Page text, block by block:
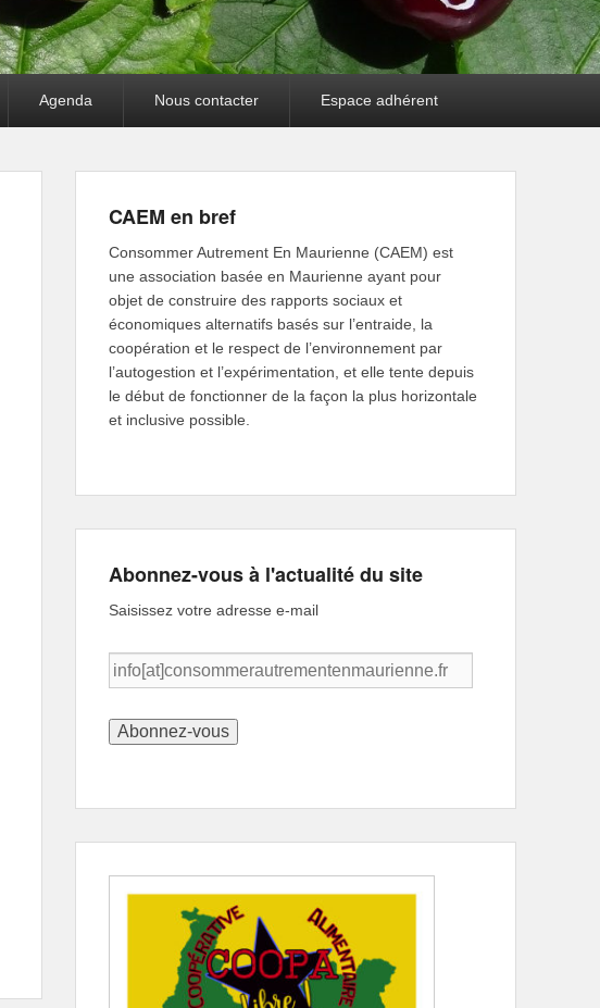
Agenda Nous contacter Espace adhérent
CAEM en bref
Consommer Autrement En Maurienne (CAEM) est
une association basée en Maurienne ayant pour
objet de construire des rapports sociaux et
économiques alternatifs basés sur l’entraide, la
coopération et le respect de l’environnement par
l’autogestion et l’expérimentation, et elle tente depuis
le début de fonctionner de la façon la plus horizontale
et inclusive possible.
Abonnez-vous à l'actualité du site
Saisissez votre adresse e-mail
info[at]consommerautrementenmaurienne.fr